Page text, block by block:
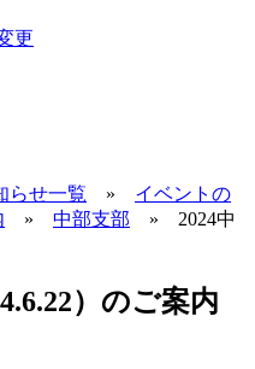
更
らせ一覧 » イベントの
» 中部支部 » 2024中
）のご案内